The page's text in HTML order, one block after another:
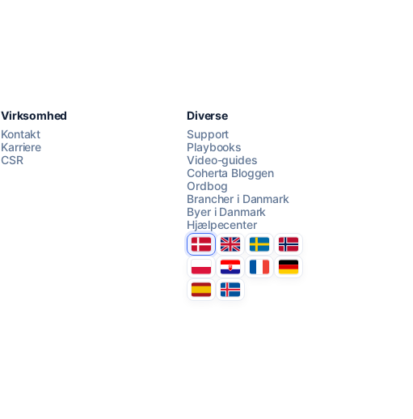
AI Campaign Assist Chat with us
Virksomhed
Kontakt
Karriere
CSR
Diverse
Support
Playbooks
Video-guides
Coherta Bloggen
Ordbog
Brancher i Danmark
Byer i Danmark
Hjælpecenter
DanmarkUnited Kingdom
SverigeNorge
PolskaHrvatskaFranceDeutschland
EspanaÍsland